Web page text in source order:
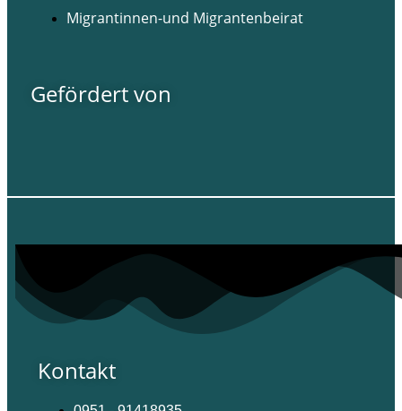
Migrantinnen-und Migrantenbeirat
Gefördert von
Kontakt